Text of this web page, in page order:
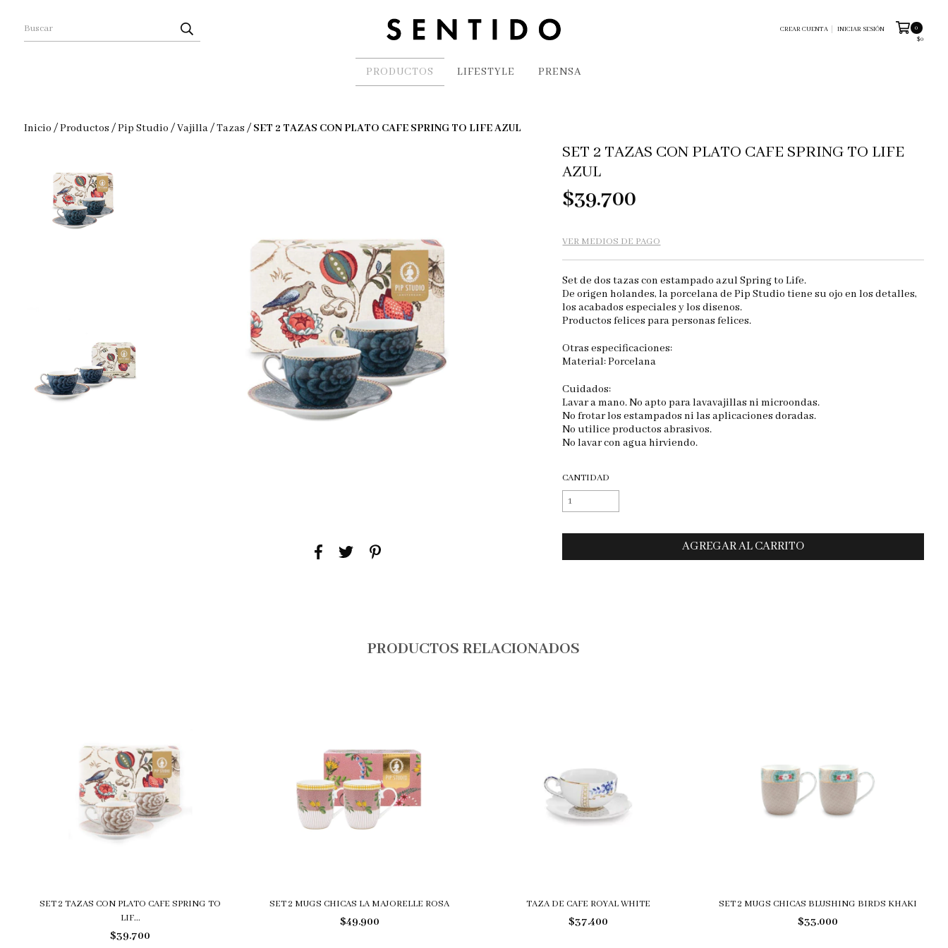
CREAR CUENTA INICIAR SESIÓN
0
$0
PRODUCTOS LIFESTYLE PRENSA
Inicio /Productos /Pip Studio /Vajilla/Tazas / SET 2 TAZAS CON PLATO CAFE SPRING TO LIFE AZUL
SET 2 TAZAS CON PLATO CAFE SPRING TO LIFE
AZUL
$39.700
VER MEDIOS DE PAGO
Set de dos tazas con estampado azul Spring to Life.
De origen holandes, la porcelana de Pip Studio tiene su ojo en los detalles,
los acabados especiales y los disenos.
Productos felices para personas felices.
Otras especificaciones:
Material: Porcelana
Cuidados:
Lavar a mano. No apto para lavavajillas ni microondas.
No frotar los estampados ni las aplicaciones doradas.
No utilice productos abrasivos.
No lavar con agua hirviendo.
CANTIDAD
PRODUCTOS RELACIONADOS
SET 2 TAZAS CON PLATO CAFE SPRING TO
LIF...
$39.700
SET 2 MUGS CHICAS LA MAJORELLE ROSA
$49.900
TAZA DE CAFE ROYAL WHITE
$37.400
SET 2 MUGS CHICAS BLUSHING BIRDS KHAKI
$33.000